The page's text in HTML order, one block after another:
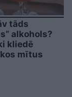
tāds
alkohols?
kliedē
mītus